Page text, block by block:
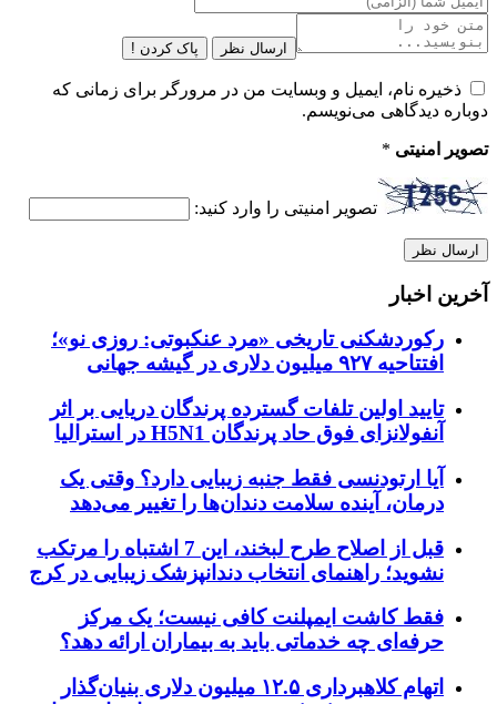
ارسال نظر پاک کردن !
ذخیره نام، ایمیل و وبسایت من در مرورگر برای زمانی که
دوباره دیدگاهی می‌نویسم.
تصویر امنیتی *
تصویر امنیتی را وارد کنید:
آخرین اخبار
رکوردشکنی تاریخی «مرد عنکبوتی: روزی نو»؛
افتتاحیه ۹۲۷ میلیون دلاری در گیشه جهانی
تایید اولین تلفات گسترده پرندگان دریایی بر اثر
آنفولانزای فوق حاد پرندگان H5N1 در استرالیا
آیا ارتودنسی فقط جنبه زیبایی دارد؟ وقتی یک
درمان، آینده سلامت دندان‌ها را تغییر می‌دهد
قبل از اصلاح طرح لبخند، این 7 اشتباه را مرتکب
نشوید؛ راهنمای انتخاب دندانپزشک زیبایی در کرج
فقط کاشت ایمپلنت کافی نیست؛ یک مرکز
حرفه‌ای چه خدماتی باید به بیماران ارائه دهد؟
اتهام کلاهبرداری ۱۲.۵ میلیون دلاری بنیان‌گذار